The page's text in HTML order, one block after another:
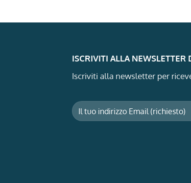
ISCRIVITI ALLA
Iscriviti alla newsletter per